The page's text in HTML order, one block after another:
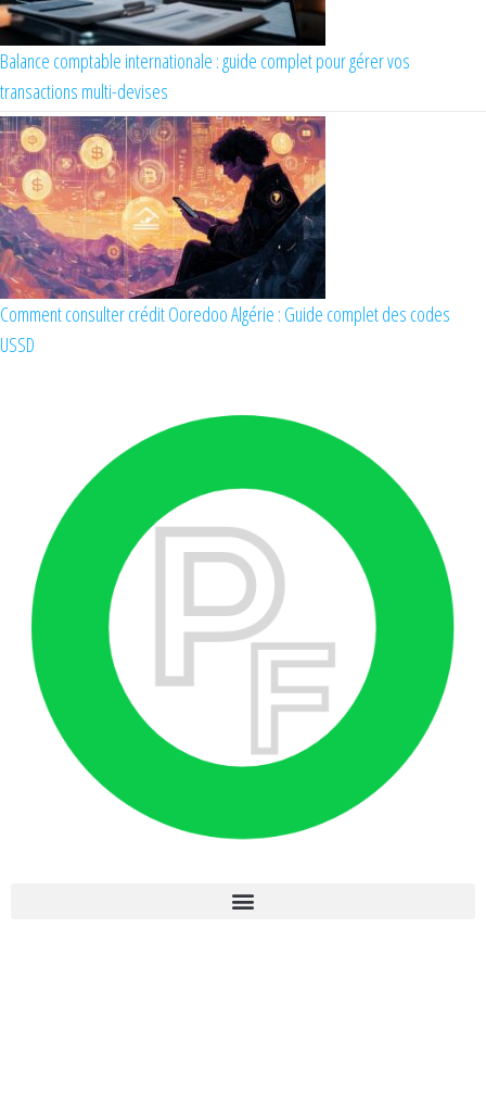
Balance comptable internationale : guide complet pour gérer vos
transactions multi-devises
Comment consulter crédit Ooredoo Algérie : Guide complet des codes
USSD